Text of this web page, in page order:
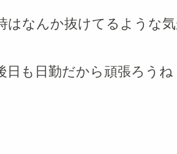
はなんか抜けてるような
日も日勤だから頑張ろうね